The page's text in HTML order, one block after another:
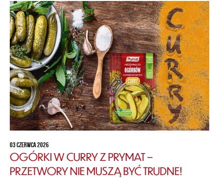
03 CZERWCA 2026
OGÓRKI W CURRY Z PRYMAT –
PRZETWORY NIE MUSZĄ BYĆ TRUDNE!